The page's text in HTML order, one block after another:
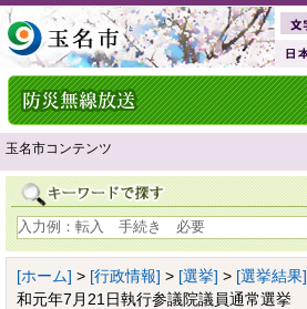
玉名市コンテンツ
[ホーム] > [行政情報] > [選挙] > [選挙結果]
和元年7月21日執行参議院議員通常選挙